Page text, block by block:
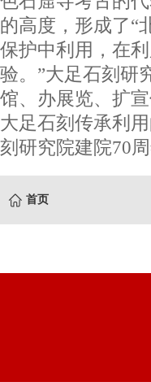
的高度，形成了
保护中利用，在
验。”大足石刻研
馆、办展览、扩
大足石刻传承
刻研究院建院70
首页